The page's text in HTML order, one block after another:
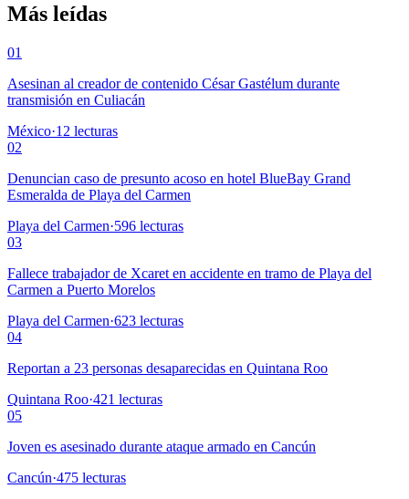
Más leídas
01
Asesinan al creador de contenido César Gastélum durante
transmisión en Culiacán
México·12 lecturas
02
Denuncian caso de presunto acoso en hotel BlueBay Grand
Esmeralda de Playa del Carmen
Playa del Carmen·596 lecturas
03
Fallece trabajador de Xcaret en accidente en tramo de Playa del
Carmen a Puerto Morelos
Playa del Carmen·623 lecturas
04
Reportan a 23 personas desaparecidas en Quintana Roo
Quintana Roo·421 lecturas
05
Joven es asesinado durante ataque armado en Cancún
Cancún·475 lecturas